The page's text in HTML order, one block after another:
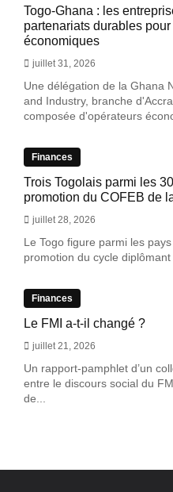
Togo-Ghana : les
partenariats durables
économiques
juillet 31, 2026
Une délégation de la Ghana
and Industry, branche
composée d'opérateurs
Finances
Trois Togolais parmi les
promotion du COFEB de
juillet 28, 2026
Le Togo figure parmi les
promotion du cycle
Finances
Le FMI a-t-il changé ?
juillet 21, 2026
Un rapport-pamphlet d’un
entre le discours social du
de...